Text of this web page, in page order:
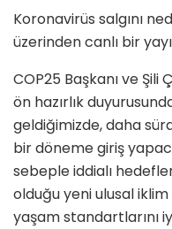
Koronavirüs salgını
üzerinden canlı bir
COP25 Başkanı ve
ön hazırlık
geldiğimizde, daha
bir döneme giriş
sebeple iddialı
olduğu yeni ulusal iklim
yaşam standartlarını